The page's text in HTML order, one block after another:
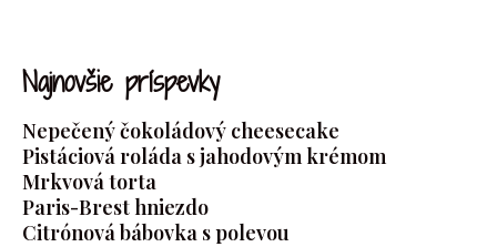
Najnovšie príspevky
Nepečený čokoládový cheesecake
Pistáciová roláda s jahodovým krémom
Mrkvová torta
Paris-Brest hniezdo
Citrónová bábovka s polevou